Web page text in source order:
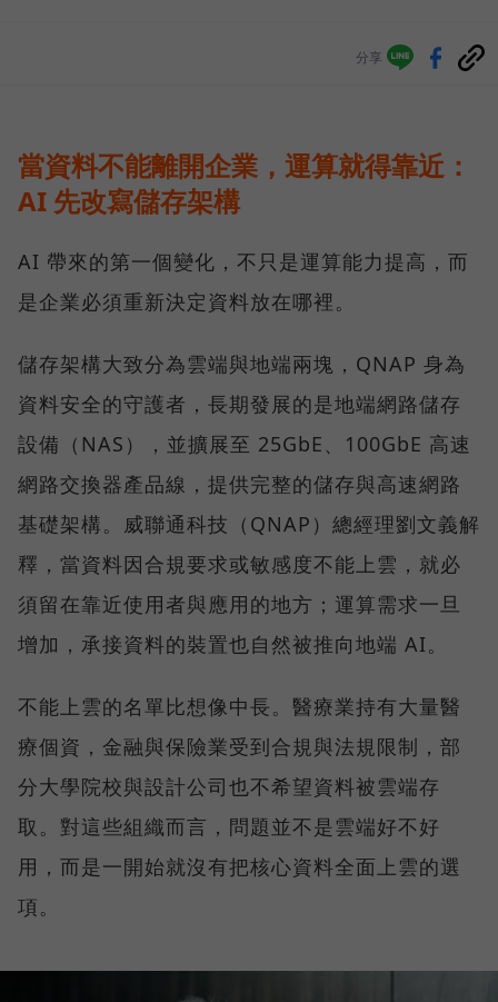
分享
當資料不能離開企業，運算就得靠近：
AI 先改寫儲存架構
AI 帶來的第一個變化，不只是運算能力提高，而
是企業必須重新決定資料放在哪裡。
儲存架構大致分為雲端與地端兩塊，QNAP 身為
資料安全的守護者，長期發展的是地端網路儲存
設備（NAS），並擴展至 25GbE、100GbE 高速
網路交換器產品線，提供完整的儲存與高速網路
基礎架構。威聯通科技（QNAP）總經理劉文義解
釋，當資料因合規要求或敏感度不能上雲，就必
須留在靠近使用者與應用的地方；運算需求一旦
增加，承接資料的裝置也自然被推向地端 AI。
不能上雲的名單比想像中長。醫療業持有大量醫
療個資，金融與保險業受到合規與法規限制，部
分大學院校與設計公司也不希望資料被雲端存
取。對這些組織而言，問題並不是雲端好不好
用，而是一開始就沒有把核心資料全面上雲的選
項。